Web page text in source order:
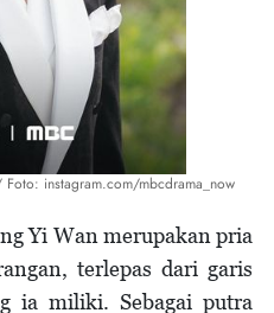
instagram.com/mbcdrama_now
Yi Wan merupakan pria
terlepas dari garis
ia miliki. Sebagai putra